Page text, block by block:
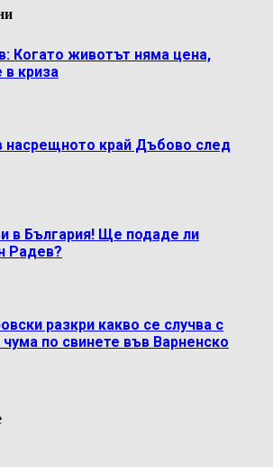
Когато животът няма цена,
криза
насрещното край Дъбово след
в България! Ще подаде ли
Радев?
разкри какво се случва с
по свинете във Варненско